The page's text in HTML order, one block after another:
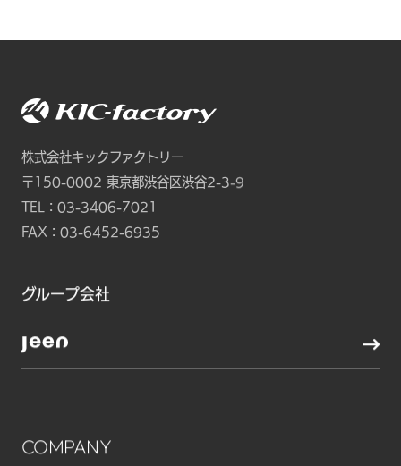
株式会社キックファクトリー
〒150-0002 東京都渋谷区渋谷2-3-9
TEL： 03-3406-7021
FAX：03-6452-6935
グループ会社
COMPANY